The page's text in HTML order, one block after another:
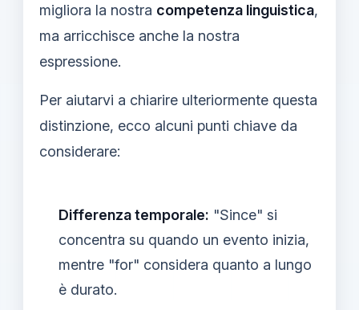
migliora la nostra competenza linguistica,
ma arricchisce anche la nostra
espressione.
Per aiutarvi a chiarire ulteriormente questa
distinzione, ecco alcuni punti chiave da
considerare:
Differenza temporale: "Since" si
concentra su quando un evento inizia,
mentre "for" considera quanto a lungo
è durato.